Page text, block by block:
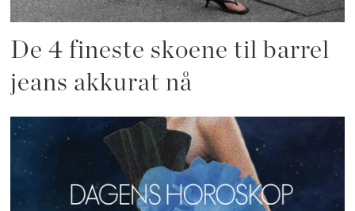
De 4 fineste skoene til barrel
jeans akkurat nå